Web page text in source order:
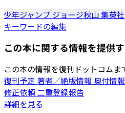
少年ジャンプ ジョージ秋山 集英社
キーワードの編集
この本に関する情報を提供
この本の情報を復刊ドットコムま
復刊予定 著者／絶版情報 奥付情報
修正依頼二重登録報告
詳細を見る